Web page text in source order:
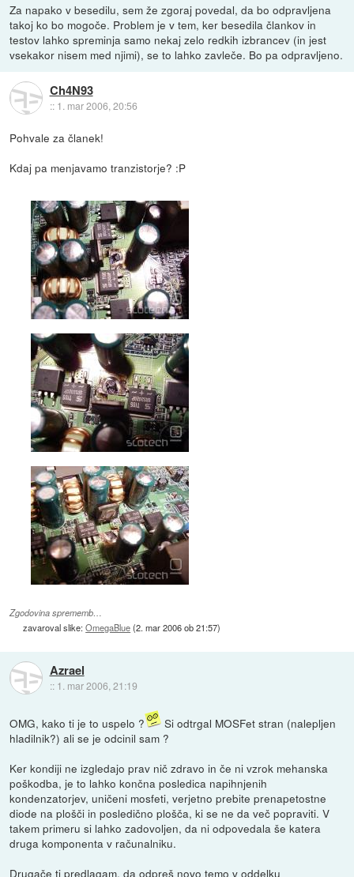
Za napako v besedilu, sem že zgoraj povedal, da bo odpravljena
takoj ko bo mogoče. Problem je v tem, ker besedila člankov in
testov lahko spreminja samo nekaj zelo redkih izbrancev (in jest
vsekakor nisem med njimi), se to lahko zavleče. Bo pa odpravljeno.
Ch4N93
:: 1. mar 2006, 20:56
Pohvale za članek!
Kdaj pa menjavamo tranzistorje? :P
Zgodovina sprememb…
zavaroval slike:OmegaBlue(2. mar 2006 ob 21:57)
Azrael
:: 1. mar 2006, 21:19
OMG, kako ti je to uspelo ?
Si odtrgal MOSFet stran (nalepljen
hladilnik?) ali se je odcinil sam ?
Ker kondiji ne izgledajo prav nič zdravo in če ni vzrok mehanska
poškodba, je to lahko končna posledica napihnjenih
kondenzatorjev, uničeni mosfeti, verjetno prebite prenapetostne
diode na plošči in posledično plošča, ki se ne da več popraviti. V
takem primeru si lahko zadovoljen, da ni odpovedala še katera
druga komponenta v računalniku.
Drugače ti predlagam, da odpreš novo temo v oddelku